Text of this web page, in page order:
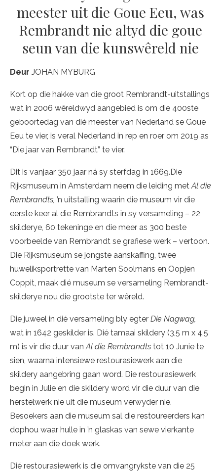
meester uit die Goue Eeu, was
Rembrandt nie altyd die goue
seun van die kunswêreld nie
Deur JOHAN MYBURG
Kort op die hakke van die groot Rembrandt-uitstallings
wat in 2006 wêreldwyd aangebied is om die 400ste
geboortedag van dié meester van Nederland se Goue
Eeu te vier, is veral Nederland in rep en roer om 2019 as
“Die jaar van Rembrandt” te vier.
Dit is vanjaar 350 jaar ná sy sterfdag in 1669.Die
Rijksmuseum in Amsterdam neem die leiding met Al die
Rembrandts, ’n uitstalling waarin die museum vir die
eerste keer al die Rembrandts in sy versameling – 22
skilderye, 60 tekeninge en die meer as 300 beste
voorbeelde van Rembrandt se grafiese werk – vertoon.
Die Rijksmuseum se jongste aanskaffing, twee
huweliksportrette van Marten Soolmans en Oopjen
Coppit, maak dié museum se versameling Rembrandt-
skilderye nou die grootste ter wêreld.
Die juweel in dié versameling bly egter Die Nagwag,
wat in 1642 geskilder is. Dié tamaai skildery (3,5 m x 4,5
m) is vir die duur van Al die Rembrandts tot 10 Junie te
sien, waarna intensiewe restourasiewerk aan die
skildery aangebring gaan word. Die restourasiewerk
begin in Julie en die skildery word vir die duur van die
herstelwerk nie uit die museum verwyder nie.
Besoekers aan die museum sal die restoureerders kan
dophou waar hulle in ’n glaskas van sewe vierkante
meter aan die doek werk.
Dié restourasiewerk is die omvangrykste van die 25